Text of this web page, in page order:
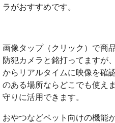
ラがおすすめです。
画像タップ（クリック）で商
防犯カメラと銘打ってますが
からリアルタイムに映像を確
のある場所ならどこでも使え
守りに活用できます。
おやつなどペット向けの機能